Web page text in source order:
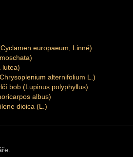
europaeum, Linné)
lutea)
alternifolium L.)
bob (Lupinus polyphyllus)
albus)
dioica (L.)